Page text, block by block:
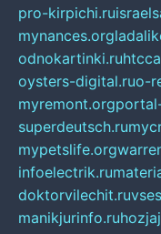
pro-kirpichi.ru
mynances.org
odnokartinki.ru
oysters-digital.ruo-
myremont.org
superdeutsch.ru
mypetslife.org
infoelectrik.ru
doktorvilechit.ru
manikjurinfo.ru